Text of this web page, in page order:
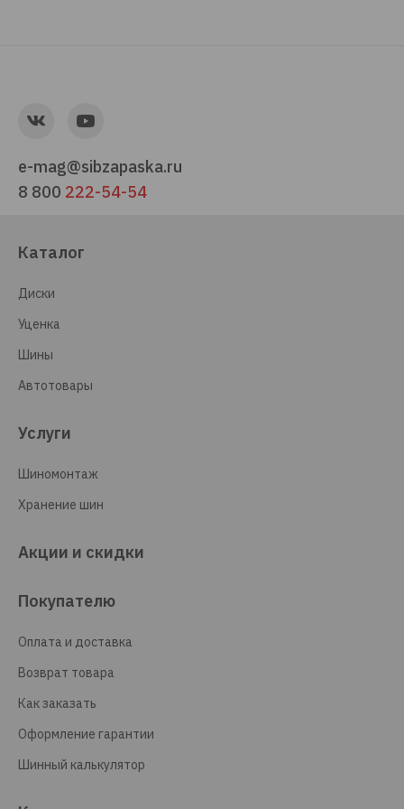
e-mag@sibzapaska.ru
8 800 222-54-54
Каталог
Диски
Уценка
Шины
Автотовары
Услуги
Шиномонтаж
Хранение шин
Акции и скидки
Покупателю
Оплата и доставка
Возврат товара
Как заказать
Оформление гарантии
Шинный калькулятор